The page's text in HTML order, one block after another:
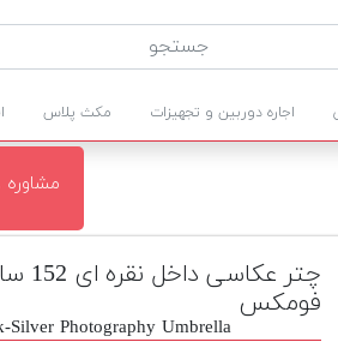
اجاره دوربین و تجهیزات مکث پلاس
چتر
فومکس
Silver Photography Umbrella